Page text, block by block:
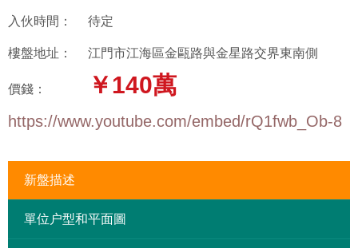
入伙時間： 待定
樓盤地址： 江門市江海區金甌路與金星路交界東南側
價錢： ￥140萬
https://www.youtube.com/embed/rQ1fwb_Ob-8
新盤描述
單位户型和平面圖